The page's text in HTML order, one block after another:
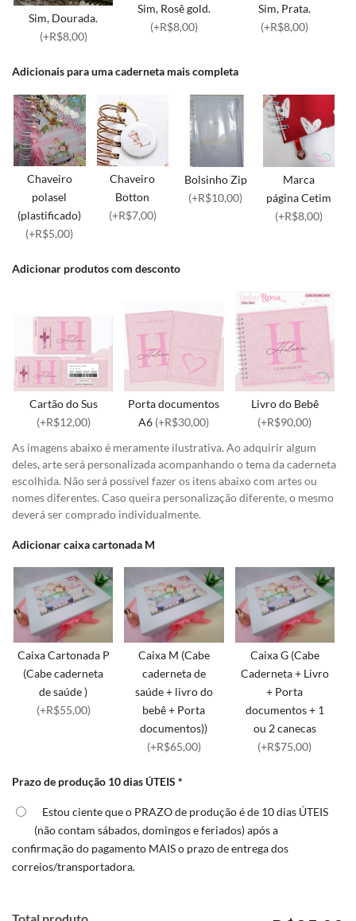
Sim, Dourada.
(+R$8,00)
Sim, Rosê gold.
(+R$8,00)
Sim, Prata.
(+R$8,00)
Adicionais para uma caderneta mais completa
Chaveiro
polasel
(plastificado)
(+R$5,00)
Chaveiro
Botton
(+R$7,00)
Bolsinho Zip
(+R$10,00)
Marca
página Cetim
(+R$8,00)
Adicionar produtos com desconto
Cartão do Sus
(+R$12,00)
Porta documentos
A6 (+R$30,00)
Livro do Bebê
(+R$90,00)
As imagens abaixo é meramente ilustrativa. Ao adquirir algum
deles, arte será personalizada acompanhando o tema da caderneta
escolhida. Não será possível fazer os itens abaixo com artes ou
nomes diferentes. Caso queira personalização diferente, o mesmo
deverá ser comprado individualmente.
Adicionar caixa cartonada M
Caixa Cartonada P
(Cabe caderneta
de saúde )
(+R$55,00)
Caixa M (Cabe
caderneta de
saúde + livro do
bebê + Porta
documentos))
(+R$65,00)
Caixa G (Cabe
Caderneta + Livro
+ Porta
documentos + 1
ou 2 canecas
(+R$75,00)
Prazo de produção 10 dias ÚTEIS *
Estou ciente que o PRAZO de produção é de 10 dias ÚTEIS
(não contam sábados, domingos e feriados) após a
confirmação do pagamento MAIS o prazo de entrega dos
correios/transportadora.